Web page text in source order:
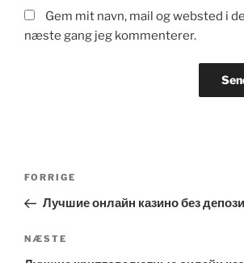
Gem mit navn, mail og websted i
næste gang jeg kommenterer.
Indlægsnavigation
Forrige
indlæg
FORRIGE
Лучшие онлайн казино без
Næste
indlæg
NÆSTE